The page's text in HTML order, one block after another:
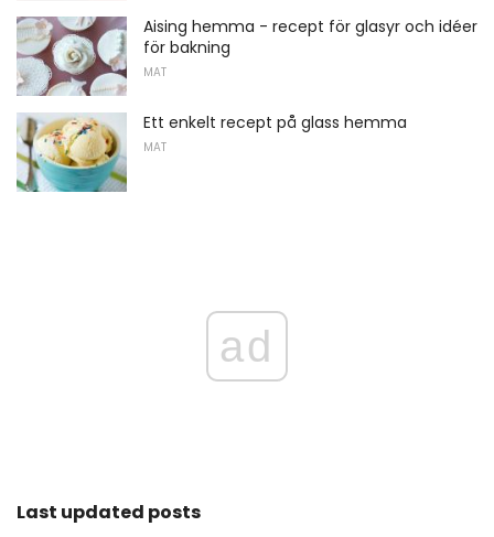
Aising hemma - recept för glasyr och idéer
för bakning
MAT
Ett enkelt recept på glass hemma
MAT
ad
Last updated posts